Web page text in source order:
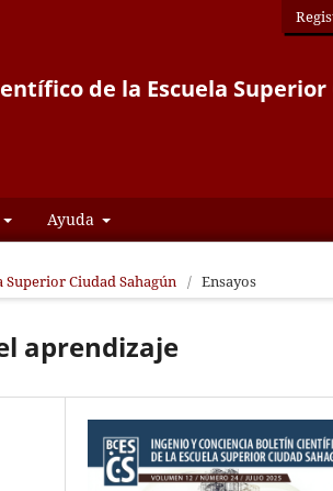
de la Escuela Superior
Ayuda
Superior Ciudad Sahagún / Ensayos
aprendizaje